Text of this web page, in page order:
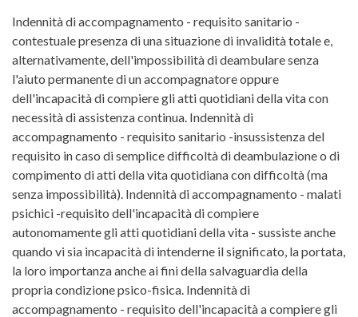
Corte di Cassazione, Sezione
Indennità di accompagnamento - requisito sanitario -
contestuale presenza di una situazione di invalidità totale e,
alternativamente, dell'impossibilità di deambulare senza
l'aiuto permanente di un accompagnatore oppure
dell'incapacità di compiere gli atti quotidiani della vita con
necessità di assistenza continua. Indennità di
accompagnamento - requisito sanitario -insussistenza del
requisito in caso di semplice difficoltà di deambulazione o di
compimento di atti della vita quotidiana con difficoltà (ma
senza impossibilità). Indennità di accompagnamento - malati
psichici -requisito dell'incapacità di compiere
autonomamente gli atti quotidiani della vita - sussiste anche
quando vi sia incapacità di intenderne il significato, la portata,
la loro importanza anche ai fini della salvaguardia della
propria condizione psico-fisica. Indennità di
accompagnamento - requisito dell'incapacità a compiere gli